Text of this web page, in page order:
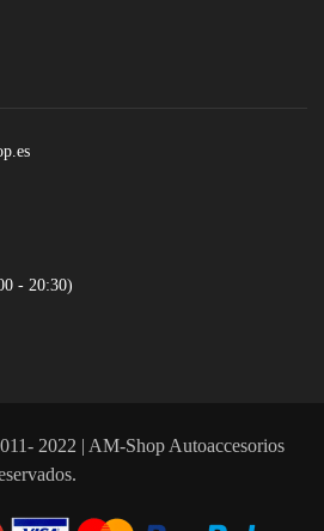
- 20:30)
2022 | AM-Shop Autoaccesorios